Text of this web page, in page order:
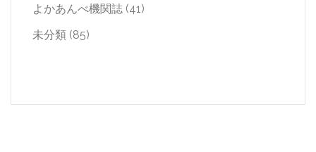
よかあんべ機関誌 (41)
未分類 (85)